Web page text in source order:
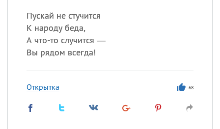
Пускай не стучится
К народу беда,
А что-то случится —
Вы рядом всегда!
Открытка 68